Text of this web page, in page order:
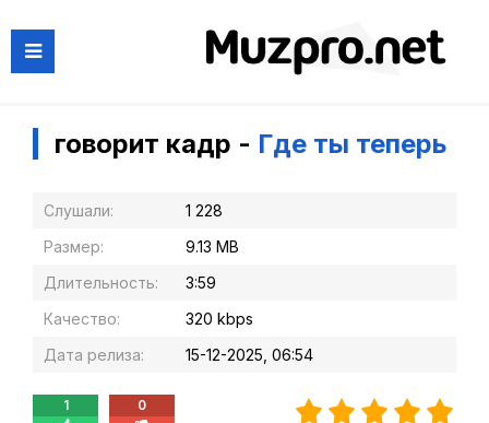
говорит кадр - Где ты теперь
Слушали:
1 228
Размер:
9.13 MB
Длительность:
3:59
Качество:
320 kbps
Дата релиза:
15-12-2025, 06:54
1 0